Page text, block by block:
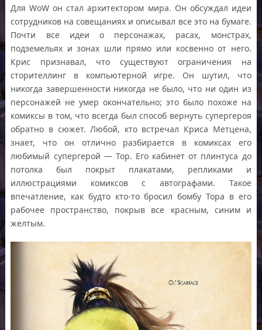
Для WoW он стал архитектором мира. Он обсуждал идеи
сотрудников на совещаниях и описывал все это на бумаге.
Почти все идеи о персонажах, расах, монстрах,
подземельях и зонах шли прямо или косвенно от него.
Крис признавал, что существуют ограничения на
сторителлинг в компьютерной игре. Он шутил, что
никогда завершенности никогда не было, что ни один из
персонажей не умер окончательно; это было похоже на
комиксы в том, что всегда был способ вернуть супергероя
обратно в сюжет. Любой, кто встречал Криса Метцена,
знает, что он отлично разбирается в комиксах его
любимый супергерой — Тор. Его кабинет от плинтуса до
потолка был покрыт плакатами, репликами и
иллюстрациями комиксов с автографами. Такое
впечатление, как будто кто-то бросил бомбу Тора в его
рабочее пространство, покрыв все красным, синим и
желтым.